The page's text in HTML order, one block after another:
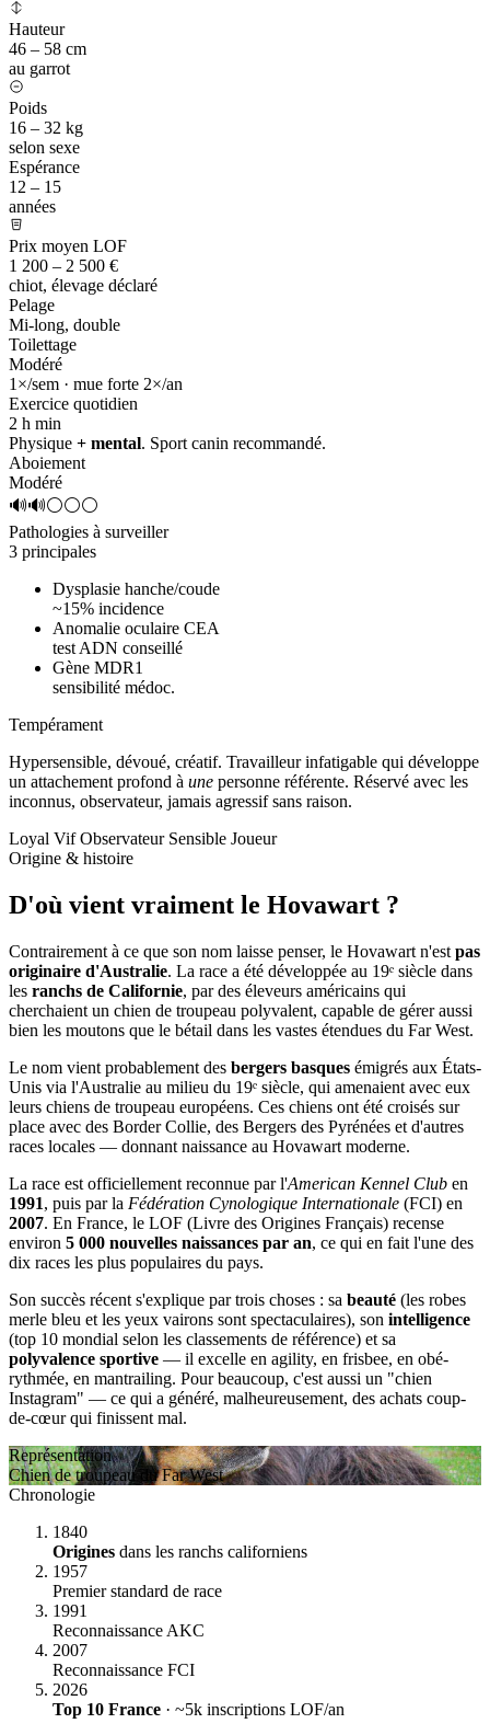
Hauteur
46 – 58 cm
au garrot
Poids
16 – 32 kg
selon sexe
Espérance
12 – 15
années
Prix moyen LOF
1 200 – 2 500 €
chiot, élevage déclaré
Pelage
Mi-long, double
Toilettage
Modéré
1×/sem · mue forte 2×/an
Exercice quotidien
2 h min
Physique + mental. Sport canin recommandé.
Aboiement
Modéré
🔊🔊⚪⚪⚪
Pathologies à surveiller
3 principales
Dysplasie hanche/coude
~15% incidence
Anomalie oculaire CEA
test ADN conseillé
Gène MDR1
sensibilité médoc.
Tempérament
Hypersensible, dévoué, créatif. Travailleur infatigable qui développe
un attachement profond à une personne référente. Réservé avec les
inconnus, observateur, jamais agressif sans raison.
Loyal Vif Observateur Sensible Joueur
Origine & histoire
D'où vient vraiment le Hovawart ?
Contrairement à ce que son nom laisse penser, le Hovawart n'est pas
originaire d'Australie. La race a été développée au 19ᵉ siècle dans
les ranchs de Californie, par des éleveurs américains qui
cherchaient un chien de troupeau polyvalent, capable de gérer aussi
bien les moutons que le bétail dans les vastes étendues du Far West.
Le nom vient probablement des bergers basques émigrés aux États-
Unis via l'Australie au milieu du 19ᵉ siècle, qui amenaient avec eux
leurs chiens de troupeau européens. Ces chiens ont été croisés sur
place avec des Border Collie, des Bergers des Pyrénées et d'autres
races locales — donnant naissance au Hovawart moderne.
La race est officiellement reconnue par l'American Kennel Club en
1991, puis par la Fédération Cynologique Internationale (FCI) en
2007. En France, le LOF (Livre des Origines Français) recense
environ 5 000 nouvelles naissances par an, ce qui en fait l'une des
dix races les plus populaires du pays.
Son succès récent s'explique par trois choses : sa beauté (les robes
merle bleu et les yeux vairons sont spectaculaires), son intelligence
(top 10 mondial selon les classements de référence) et sa
polyvalence sportive — il excelle en agility, en frisbee, en obé-
rythmée, en mantrailing. Pour beaucoup, c'est aussi un "chien
Instagram" — ce qui a généré, malheureusement, des achats coup-
de-cœur qui finissent mal.
Représentation
Chien de troupeau du Far West
Chronologie
1840
Origines dans les ranchs californiens
1957
Premier standard de race
1991
Reconnaissance AKC
2007
Reconnaissance FCI
2026
Top 10 France · ~5k inscriptions LOF/an